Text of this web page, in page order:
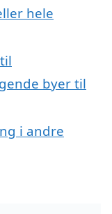
hele
byer til
i andre